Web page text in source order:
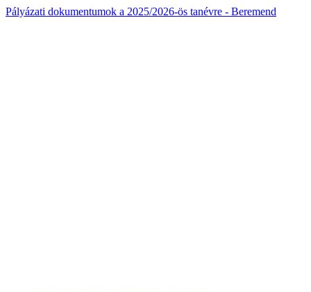
Pályázati dokumentumok a 2025/2026-ös tanévre - Beremend